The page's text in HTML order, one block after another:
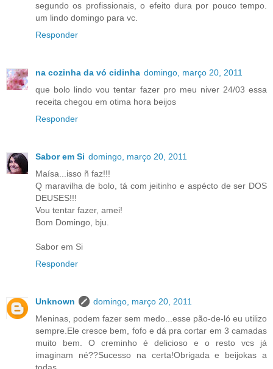
segundo os profissionais, o efeito dura por pouco tempo.
um lindo domingo para vc.
Responder
na cozinha da vó cidinha domingo, março 20, 2011
que bolo lindo vou tentar fazer pro meu niver 24/03 essa
receita chegou em otima hora beijos
Responder
Sabor em Si domingo, março 20, 2011
Maísa...isso ñ faz!!!
Q maravilha de bolo, tá com jeitinho e aspécto de ser DOS
DEUSES!!!
Vou tentar fazer, amei!
Bom Domingo, bju.
Sabor em Si
Responder
Unknown
domingo, março 20, 2011
Meninas, podem fazer sem medo...esse pão-de-ló eu utilizo
sempre.Ele cresce bem, fofo e dá pra cortar em 3 camadas
muito bem. O creminho é delicioso e o resto vcs já
imaginam né??Sucesso na certa!Obrigada e beijokas a